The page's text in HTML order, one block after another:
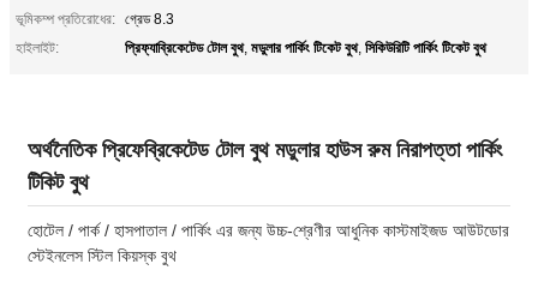
ভূমিকম্প প্রতিরোধের: গ্রেড 8.3
হাইলাইট:
প্রিফ্যাব্রিকেটেড টোল বুথ, মডুলার পার্কিং টিকেট বুথ, সিকিউরিটি পার্কিং টিকেট বুথ
অর্থনৈতিক প্রিফেব্রিকেটেড টোল বুথ মডুলার হাউস রুম নিরাপত্তা পার্কিং
টিকিট বুথ
হোটেল / পার্ক / হাসপাতাল / পার্কিং এর জন্য উচ্চ-শ্রেণীর আধুনিক কাস্টমাইজড আউটডোর
স্টেইনলেস স্টিল কিয়স্ক বুথ